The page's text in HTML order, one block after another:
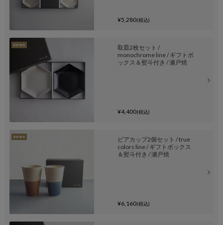
¥5,280(税込)
取皿2枚セット /
monochrome line / ギフトボ
ックス＆熨斗付き / 瀬戸焼
¥4,400(税込)
ビアカップ2個セット / true
colors line / ギフトボックス
＆熨斗付き / 瀬戸焼
¥6,160(税込)